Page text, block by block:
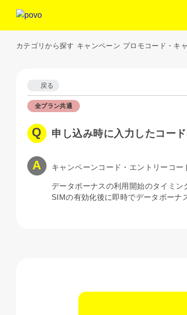
カテゴリから探す キャンペーン プロモコード・キ
戻る
全プラン共通
申し込み時に入力したコー
キャンペーンコード・エントリーコ
データボーナスの利用開始のタイミン
SIMの有効化後に即時でデータボーナ